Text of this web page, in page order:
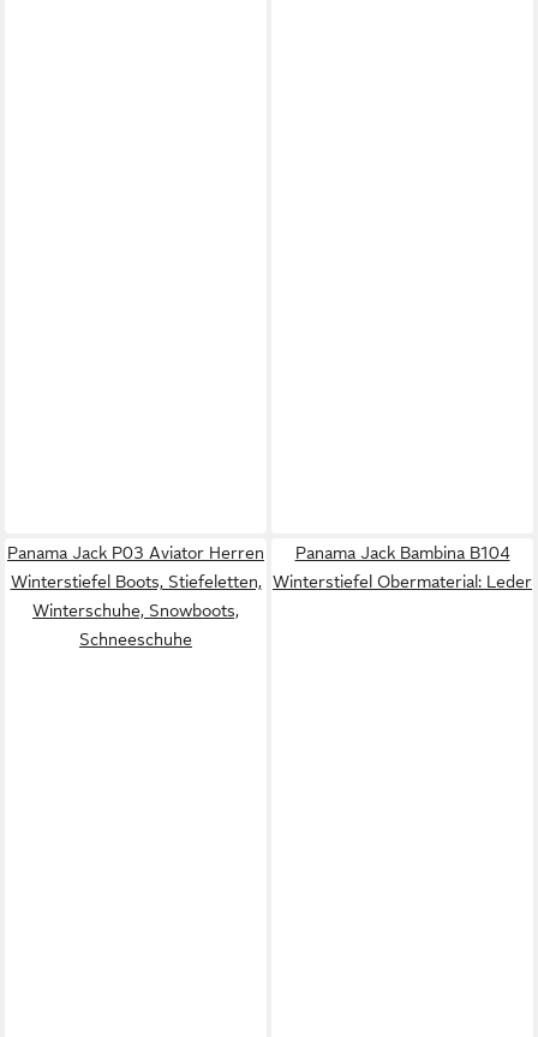
Panama Jack P03 Aviator Herren
Winterstiefel Boots, Stiefeletten,
Winterschuhe, Snowboots,
Schneeschuhe
Panama Jack Bambina B104
Winterstiefel Obermaterial: Leder